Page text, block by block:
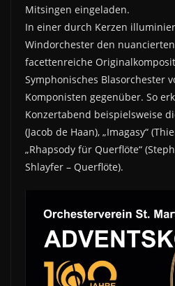
Mitsingen eingeladen.
In einer durch Kerzen
Windorchester den
facettenreiche
Symphonisches Blasorchester
Komponisten gegenüber. So
Konzertabend beispielsweise
(Jacob de Haan), „Imagasy“
„Rhapsody für Querflöte“
Shlayfer – Querflöte).